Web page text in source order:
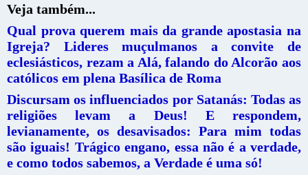
Veja também...
Qual prova querem mais da grande apostasia na
Igreja? Lideres muçulmanos a convite de
eclesiásticos, rezam a Alá, falando do Alcorão aos
católicos em plena Basílica de Roma
Discursam os influenciados por Satanás: Todas as
religiões levam a Deus! E respondem,
levianamente, os desavisados: Para mim todas
são iguais! Trágico engano, essa não é a verdade,
e como todos sabemos, a Verdade é uma só!